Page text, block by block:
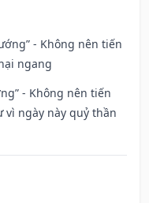
- Không nên tiến
ngang
- Không nên tiến
vì ngày này quỷ thần